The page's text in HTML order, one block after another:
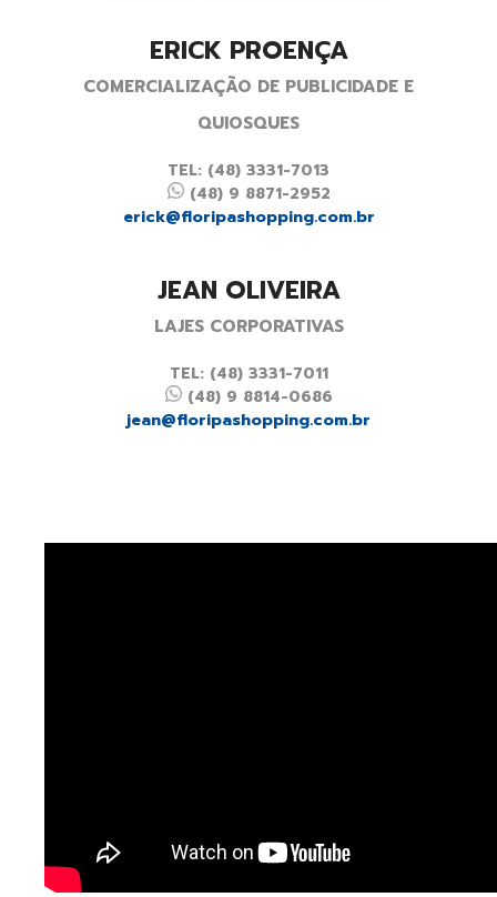
ERICK PROENÇA
COMERCIALIZAÇÃO DE PUBLICIDADE E
QUIOSQUES
TEL: (48) 3331-7013
(48) 9 8871-2952
erick@floripashopping.com.br
JEAN OLIVEIRA
LAJES CORPORATIVAS
TEL: (48) 3331-7011
(48) 9 8814-0686
jean@floripashopping.com.br